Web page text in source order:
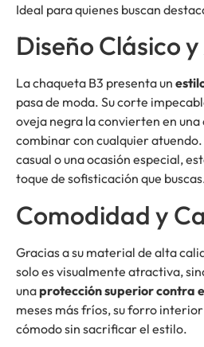
Ideal para quienes buscan
Diseño Clásico
La chaqueta B3 presenta un
pasa de moda. Su corte
oveja negra la convierten en
combinar con cualquier atuendo.
casual o una ocasión especial,
toque de sofisticación que
Comodidad y
Gracias a su material de alta
solo es visualmente atractiva,
unaprotección superior contra
meses más fríos, su forro
cómodo sin sacrificar el estilo.